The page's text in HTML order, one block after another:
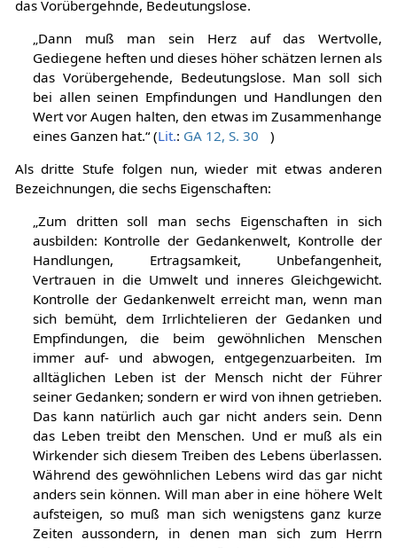
das Vorübergehnde, Bedeutungslose.
„Dann muß man sein Herz auf das Wertvolle,
Gediegene heften und dieses höher schätzen lernen als
das Vorübergehende, Bedeutungslose. Man soll sich
bei allen seinen Empfindungen und Handlungen den
Wert vor Augen halten, den etwas im Zusammenhange
eines Ganzen hat.“ (Lit.: GA 12, S. 30
)
Als dritte Stufe folgen nun, wieder mit etwas anderen
Bezeichnungen, die sechs Eigenschaften:
„Zum dritten soll man sechs Eigenschaften in sich
ausbilden: Kontrolle der Gedankenwelt, Kontrolle der
Handlungen, Ertragsamkeit, Unbefangenheit,
Vertrauen in die Umwelt und inneres Gleichgewicht.
Kontrolle der Gedankenwelt erreicht man, wenn man
sich bemüht, dem Irrlichtelieren der Gedanken und
Empfindungen, die beim gewöhnlichen Menschen
immer auf- und abwogen, entgegenzuarbeiten. Im
alltäglichen Leben ist der Mensch nicht der Führer
seiner Gedanken; sondern er wird von ihnen getrieben.
Das kann natürlich auch gar nicht anders sein. Denn
das Leben treibt den Menschen. Und er muß als ein
Wirkender sich diesem Treiben des Lebens überlassen.
Während des gewöhnlichen Lebens wird das gar nicht
anders sein können. Will man aber in eine höhere Welt
aufsteigen, so muß man sich wenigstens ganz kurze
Zeiten aussondern, in denen man sich zum Herrn